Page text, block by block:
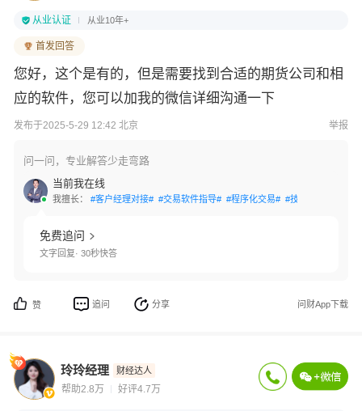
从业认证 从业10年+
首发回答
您好，这个是有的，但是需要找到合适的期货公司和相
应的软件，您可以加我的微信详细沟通一下
发布于2025-5-29 12:42 北京 举报
问一问，专业解答少走弯路
当前我在线
我擅长： #客户经理对接# #交易软件指导# #程序化交易# #技术指标应用#
免费追问
文字回复· 30秒快答
赞 追问 分享 问财App下载
玲玲经理 财经达人
帮助2.8万 好评4.7万